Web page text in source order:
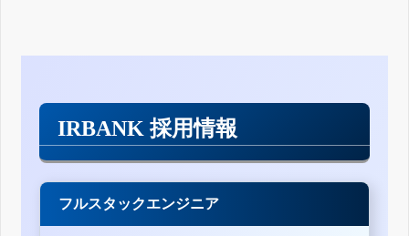
IRBANK 採用情報
フルスタックエンジニア